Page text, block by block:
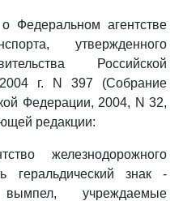
Федеральном агентстве
утвержденного
Российской
г. N 397 (Собрание
Федерации, 2004, N 32,
редакции:
железнодорожного
геральдический знак -
учреждаемые